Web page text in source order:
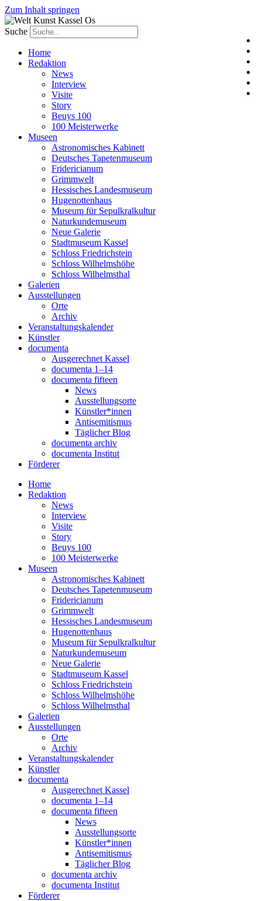
Zum Inhalt springen
Suche
Home
Redaktion
News
Interview
Visite
Story
Beuys 100
100 Meisterwerke
Museen
Astronomisches Kabinett
Deutsches Tapetenmuseum
Fridericianum
Grimmwelt
Hessisches Landesmuseum
Hugenottenhaus
Museum für Sepulkralkultur
Naturkundemuseum
Neue Galerie
Stadtmuseum Kassel
Schloss Friedrichstein
Schloss Wilhelmshöhe
Schloss Wilhelmsthal
Galerien
Ausstellungen
Orte
Archiv
Veranstaltungskalender
Künstler
documenta
Ausgerechnet Kassel
documenta 1–14
documenta fifteen
News
Ausstellungsorte
Künstler*innen
Antisemitismus
Täglicher Blog
documenta archiv
documenta Institut
Förderer
Home
Redaktion
News
Interview
Visite
Story
Beuys 100
100 Meisterwerke
Museen
Astronomisches Kabinett
Deutsches Tapetenmuseum
Fridericianum
Grimmwelt
Hessisches Landesmuseum
Hugenottenhaus
Museum für Sepulkralkultur
Naturkundemuseum
Neue Galerie
Stadtmuseum Kassel
Schloss Friedrichstein
Schloss Wilhelmshöhe
Schloss Wilhelmsthal
Galerien
Ausstellungen
Orte
Archiv
Veranstaltungskalender
Künstler
documenta
Ausgerechnet Kassel
documenta 1–14
documenta fifteen
News
Ausstellungsorte
Künstler*innen
Antisemitismus
Täglicher Blog
documenta archiv
documenta Institut
Förderer